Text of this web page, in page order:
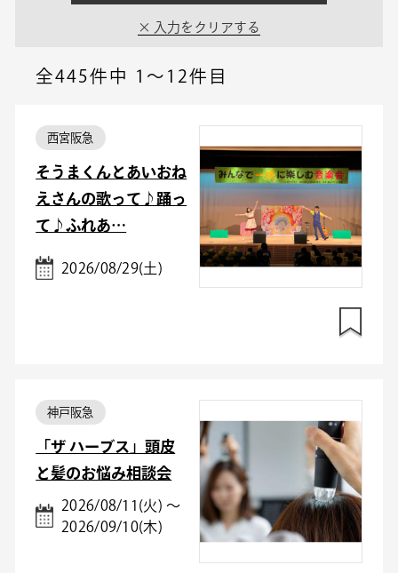
入力をクリアする
全445件中 1～12件目
西宮阪急
そうまくんとあいおね
えさんの歌って♪踊っ
て♪ふれあ…
2026/08/29(土)
神戸阪急
「ザ ハーブス」頭皮
と髪のお悩み相談会
2026/08/11(火) ～
2026/09/10(木)